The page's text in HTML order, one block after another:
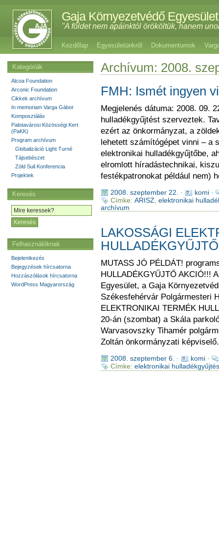
Gaja Környezetvédő Egyesület
"A földet nem apáinktól örököltük, hanem
Kezdőlap Egyesületünkről Dokumentumok
Archívum: 2008.
FMH: Ismét ingyen
Megjelenés dátuma: 2008. 09.
hulladékgyűjtést szerveztek.
ezért az önkormányzat, a
lehetett számítógépet vinni – a
elektronikai hulladékgyűjtőbe,
elromlott híradástechnikai,
festékpatronokat például nem)
2008. szeptember 22. · komi·
Címke: ARISZ elektronikai
archívum
LAKOSSÁGI
MUTASS JÓ PÉLDÁT!
HULLADÉKGYŰJTŐ AKCIÓ!!!
Egyesület, a Gaja
Székesfehérvár Polgármesteri
ELEKTRONIKAI TERMÉK
20-án (szombat) a Skála
Warvasovszky Tihamér
Zoltán önkormányzati
2008. szeptember 6. · komi·
Címke: elektronikai hulladékgyűjtés
Kategóriák
Alcoa Foundation
Arconic Foundation
Cikkek archívum
In memoriam Varga Gábor
Komposztálás
Palotavárosi Közösségi Kert
(PaKK)
Program archívum
Globalizáció Light Turné
Tájsebészet
Zöld Suli Konferencia
Projektek
Keresés
Felhasználóknak
Bejelentkezés
Bejegyzések hírcsatorna
Hozzászólások hírcsatorna
WordPress Magyarország